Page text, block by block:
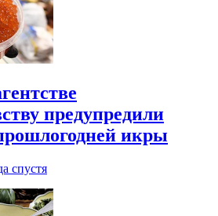
предупредили
икры
спустя